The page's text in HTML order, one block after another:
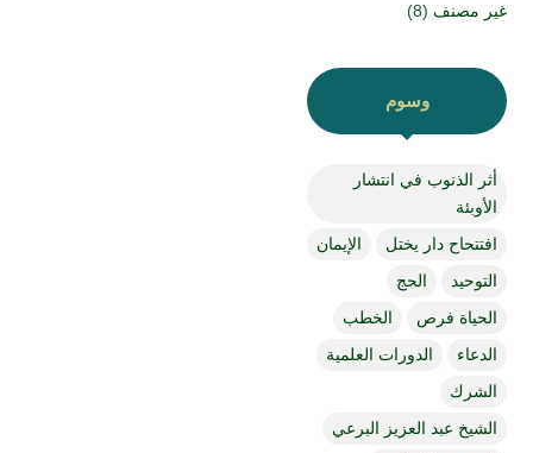
غير مصنف (8)
وسوم
أثر الذنوب في انتشار
الأوبئة
افتتحاح دار يختل
الإيمان
التوحيد
الحج
الحياة فرص
الخطب
الدعاء
الدورات العلمية
الشرك
الشيخ عبد العزيز البرعي